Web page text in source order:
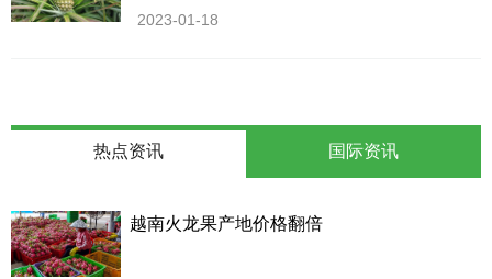
2023-01-18
热点资讯
越南火龙果产地价格翻倍
国际资讯